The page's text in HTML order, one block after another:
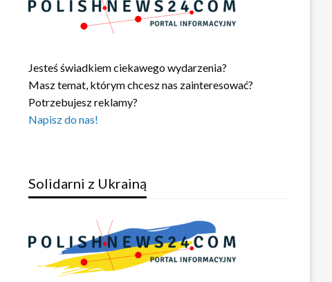
Jesteś świadkiem ciekawego wydarzenia?
Masz temat, którym chcesz nas zainteresować?
Potrzebujesz reklamy?
Napisz do nas!
Solidarni z Ukrainą